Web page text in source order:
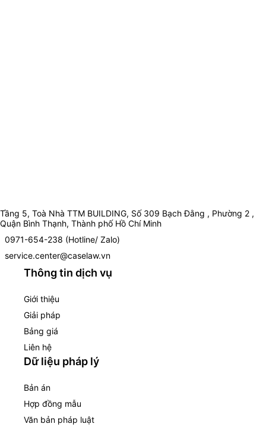
Tầng 5, Toà Nhà TTM BUILDING, Số 309 Bạch Đằng , Phường 2 ,
Quận Bình Thạnh, Thành phố Hồ Chí Minh
0971-654-238 (Hotline/ Zalo)
service.center@caselaw.vn
Thông tin dịch vụ
Giới thiệu
Giải pháp
Bảng giá
Liên hệ
Dữ liệu pháp lý
Bản án
Hợp đồng mẫu
Văn bản pháp luật